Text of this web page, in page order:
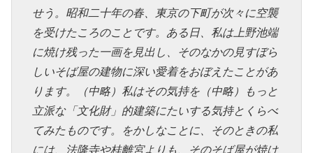
せう。昭和二十年の春、東京の下町が次々に空襲
を受けたころのことです。ある日、私は上野池端
に焼け残った一画を見出し、そのなかの見すぼら
しいそば屋の建物に深い愛着をおぼえたことがあ
ります。（中略）私はその気持を（中略）もっと
立派な「文化財」的建築にたいする気持とくらべ
てみたものです。をかしなことに、そのときの私
には、法隆寺や桂離宮よりも、そのそば屋が焼け